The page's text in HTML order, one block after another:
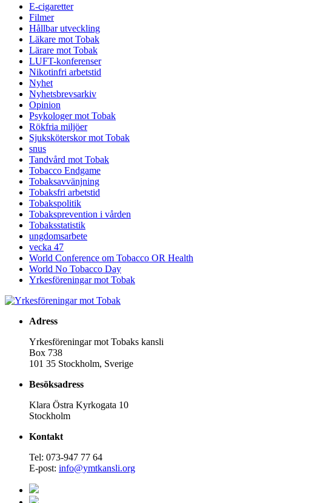
E-cigaretter
Filmer
Hållbar utveckling
Läkare mot Tobak
Lärare mot Tobak
LUFT-konferenser
Nikotinfri arbetstid
Nyhet
Nyhetsbrevsarkiv
Opinion
Psykologer mot Tobak
Rökfria miljöer
Sjuksköterskor mot Tobak
snus
Tandvård mot Tobak
Tobacco Endgame
Tobaksavvänjning
Tobaksfri arbetstid
Tobakspolitik
Tobaksprevention i vården
Tobaksstatistik
ungdomsarbete
vecka 47
World Conference om Tobacco OR Health
World No Tobacco Day
Yrkesföreningar mot Tobak
Adress
Yrkesföreningar mot Tobaks kansli
Box 738
101 35 Stockholm, Sverige
Besöksadress
Klara Östra Kyrkogata 10
Stockholm
Kontakt
Tel: 073-947 77 64
E-post: info@ymtkansli.org